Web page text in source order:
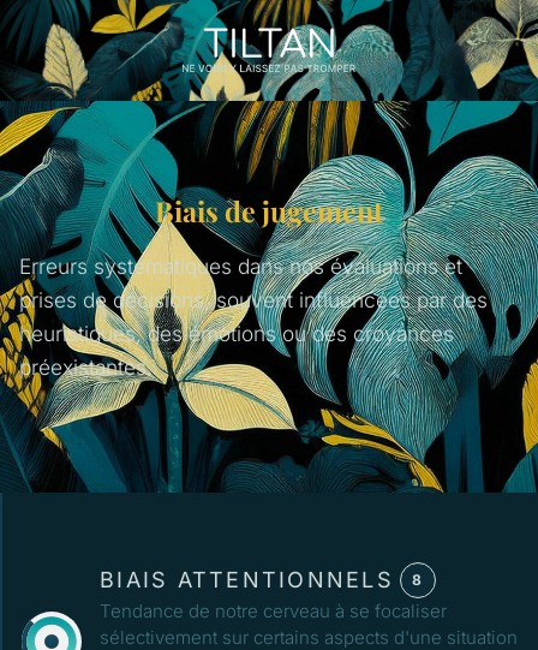
Biais de jugement
Erreurs systématiques dans nos évaluations et
prises de décisions, souvent influencées par des
heuristiques, des émotions ou des croyances
préexistantes.
BIAIS ATTENTIONNELS 8
Tendance de notre cerveau à se focaliser
sélectivement sur certains aspects d'une situation